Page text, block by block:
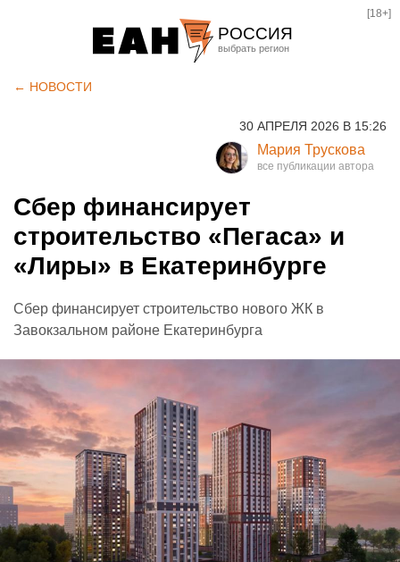
РОССИЯ
Курган
Оренбург
[18+]
← НОВОСТИ
30 АПРЕЛЯ 2026 В 15:26
Мария Трускова
Сбер финансирует
строительство «Пегаса» и
«Лиры» в Екатеринбурге
Сбер финансирует строительство нового ЖК в
Завокзальном районе Екатеринбурга